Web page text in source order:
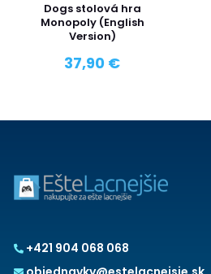
Dogs stolová hra
Monopoly (English
Version)
37,90 €
+421 904 068 068